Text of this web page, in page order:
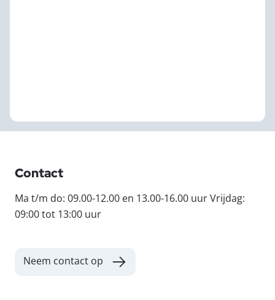
Contact
Ma t/m do: 09.00-12.00 en 13.00-16.00 uur Vrijdag:
09:00 tot 13:00 uur
Neem contact op